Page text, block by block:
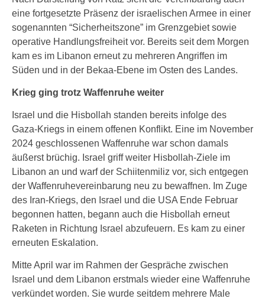
eine fortgesetzte Präsenz der israelischen Armee in einer
sogenannten “Sicherheitszone” im Grenzgebiet sowie
operative Handlungsfreiheit vor. Bereits seit dem Morgen
kam es im Libanon erneut zu mehreren Angriffen im
Süden und in der Bekaa-Ebene im Osten des Landes.
Krieg ging trotz Waffenruhe weiter
Israel und die Hisbollah standen bereits infolge des
Gaza-Kriegs in einem offenen Konflikt. Eine im November
2024 geschlossenen Waffenruhe war schon damals
äußerst brüchig. Israel griff weiter Hisbollah-Ziele im
Libanon an und warf der Schiitenmiliz vor, sich entgegen
der Waffenruhevereinbarung neu zu bewaffnen. Im Zuge
des Iran-Kriegs, den Israel und die USA Ende Februar
begonnen hatten, begann auch die Hisbollah erneut
Raketen in Richtung Israel abzufeuern. Es kam zu einer
erneuten Eskalation.
Mitte April war im Rahmen der Gespräche zwischen
Israel und dem Libanon erstmals wieder eine Waffenruhe
verkündet worden. Sie wurde seitdem mehrere Male